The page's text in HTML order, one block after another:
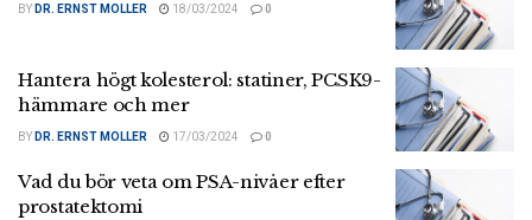
BY DR. ERNST MOLLER 18/03/2024 0
Hantera högt kolesterol: statiner, PCSK9-
hämmare och mer
BY DR. ERNST MOLLER 17/03/2024 0
Vad du bör veta om PSA-nivåer efter
prostatektomi